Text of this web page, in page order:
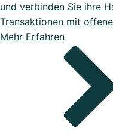
und verbinden Sie ihre
Transaktionen mit
Mehr Erfahren